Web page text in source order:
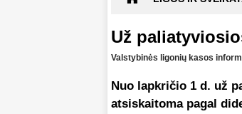
Už
Valstybinės ligonių kasos
Nuo lapkričio 1 d. už
atsiskaitoma pagal